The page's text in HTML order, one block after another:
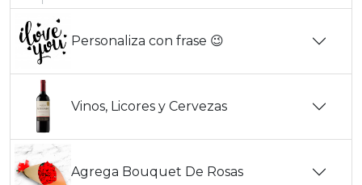
Personaliza con frase 😉
Vinos, Licores y Cervezas
Agrega Bouquet De Rosas